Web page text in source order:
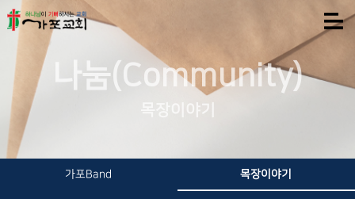
나눔(Community)
목장이야기
가포Band 목장이야기